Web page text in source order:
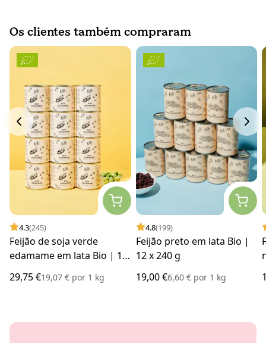
Os clientes também compraram
4.3(245)
Feijão de soja verde
edamame em lata Bio | 12
29,75 €19,07 € por 1 kg
4.8(199)
Feijão preto em lata Bio |
12 x 240 g
19,00 €6,60 € por1 kg